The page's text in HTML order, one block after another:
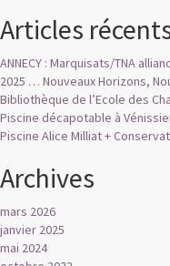
Articles
ANNECY : Marquisats/TNA
2025 … Nouveaux Horizons,
Bibliothèque de l’Ecole des
Piscine décapotable à
Piscine Alice Milliat +
Archives
mars 2026
janvier 2025
mai 2024